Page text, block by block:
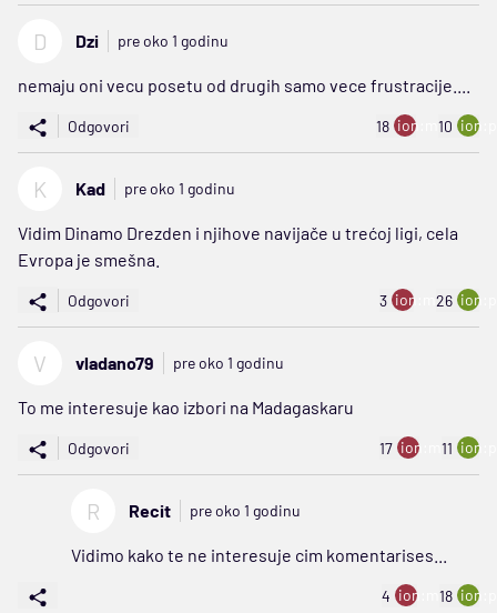
D Dzi pre oko 1 godinu
nemaju oni vecu posetu od drugih samo vece frustracije....
Odgovori 18 ion:minus
10
K Kad pre oko 1 godinu
Vidim Dinamo Drezden i njihove navijače u trećoj ligi, cela
Evropa je smešna.
Odgovori 3 ion:minus
26
V vladano79 pre oko 1 godinu
To me interesuje kao izbori na Madagaskaru
Odgovori 17 ion:minus
11
R Recit pre oko 1 godinu
Vidimo kako te ne interesuje cim komentarises...
4 ion:minus
18